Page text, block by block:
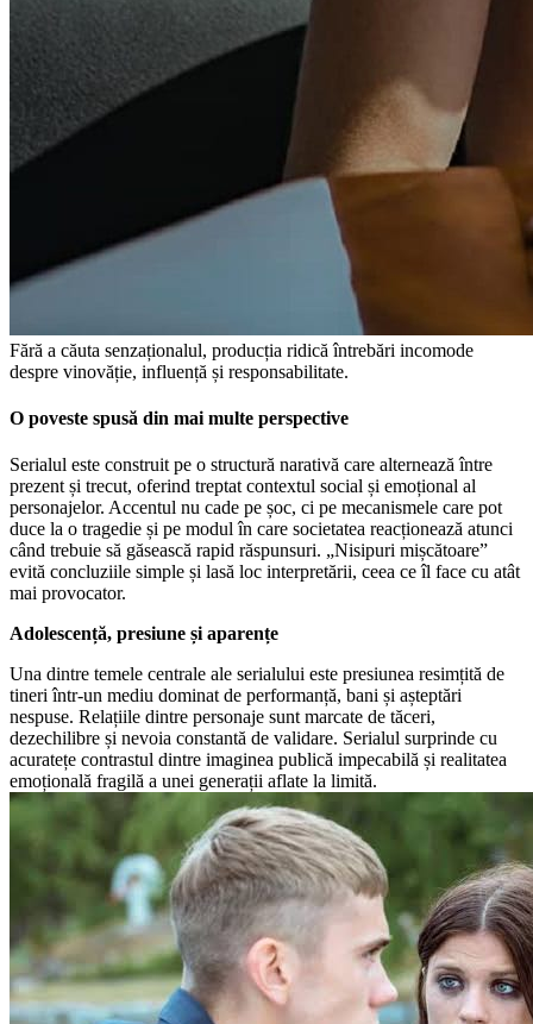
Fără a căuta senzaționalul, producția ridică întrebări incomode
despre vinovăție, influență și responsabilitate.
O poveste spusă din mai multe perspective
Serialul este construit pe o structură narativă care alternează între
prezent și trecut, oferind treptat contextul social și emoțional al
personajelor. Accentul nu cade pe șoc, ci pe mecanismele care pot
duce la o tragedie și pe modul în care societatea reacționează atunci
când trebuie să găsească rapid răspunsuri. „Nisipuri mișcătoare”
evită concluziile simple și lasă loc interpretării, ceea ce îl face cu atât
mai provocator.
Adolescență, presiune și aparențe
Una dintre temele centrale ale serialului este presiunea resimțită de
tineri într-un mediu dominat de performanță, bani și așteptări
nespuse. Relațiile dintre personaje sunt marcate de tăceri,
dezechilibre și nevoia constantă de validare. Serialul surprinde cu
acuratețe contrastul dintre imaginea publică impecabilă și realitatea
emoțională fragilă a unei generații aflate la limită.